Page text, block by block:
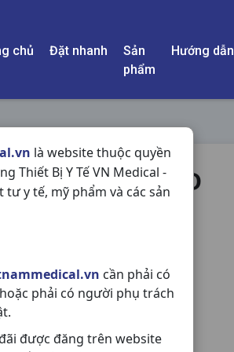
chủ Đặt nhanh
Sản
phẩm
Hướng dẫn
là website thuộc quyền
Thiết Bị Y Tế VN Medical -
y tế, mỹ phẩm và các sản
cần phải có
phải có người phụ trách
được đăng trên website
THAILAND
xã hội: